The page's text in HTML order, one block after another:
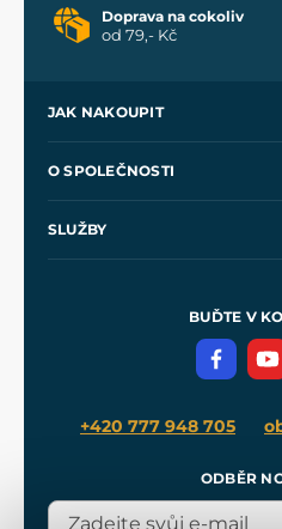
Doprava na cokoliv
od 79,- Kč
JAK NAKOUPIT
Velkoobchod
O SPOLEČNOSTI
SLUŽBY
Meče pro Kingdom Come
BUĎTE V
+420 777 948 705
ODBĚR